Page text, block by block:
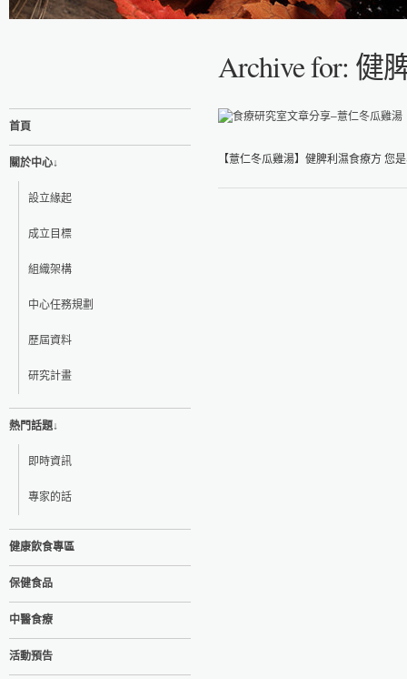
Archive for: 健
首頁
關於中心↓
設立緣起
成立目標
組織架構
中心任務規劃
歷屆資料
研究計畫
熱門話題↓
即時資訊
專家的話
健康飲食專區
保健食品
中醫食療
活動預告
【薏仁冬瓜雞湯】健脾利濕食療方 您